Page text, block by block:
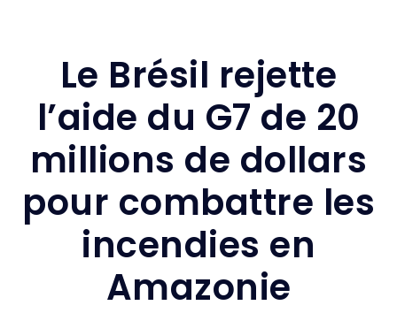
Le Brésil rejette
l’aide du G7 de 20
millions de dollars
pour combattre les
incendies en
Amazonie